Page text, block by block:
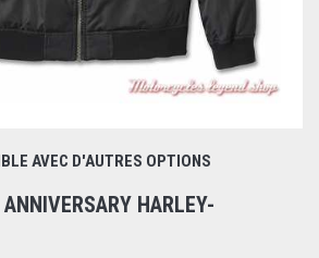
AVEC D'AUTRES OPTIONS
HARLEY-